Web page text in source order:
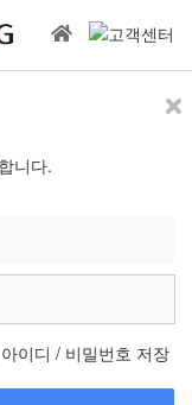
니다.
아이디 / 비밀번호 저장